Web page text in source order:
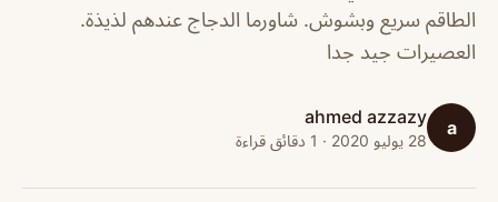
الطاقم سريع وبشوش. شاورما الدجاج عندهم لذيذة.
العصيرات جيد جدا
a
ahmed azzazy
28 يوليو 2020 · 1 دقائق قراءة